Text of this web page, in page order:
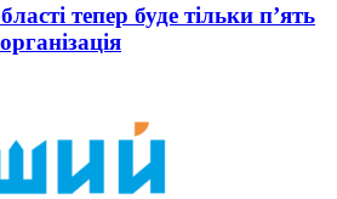
тепер буде тільки п’ять